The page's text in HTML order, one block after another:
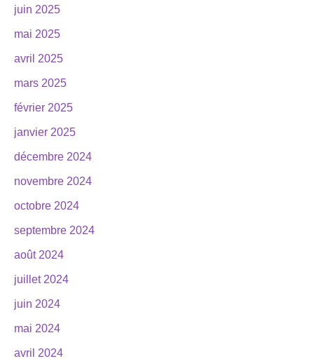
juin 2025
mai 2025
avril 2025
mars 2025
février 2025
janvier 2025
décembre 2024
novembre 2024
octobre 2024
septembre 2024
août 2024
juillet 2024
juin 2024
mai 2024
avril 2024